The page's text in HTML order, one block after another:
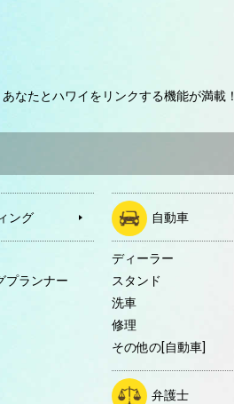
あなたとハワイをリンクする機能が満載！
ング
プランナー
自動車
ディーラー
スタンド
洗車
修理
その他の[自動車]
弁護士